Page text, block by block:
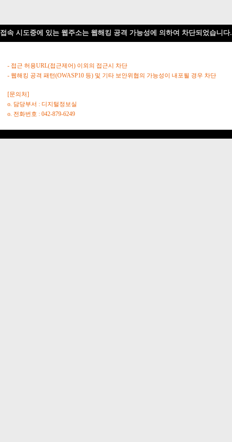
접속 시도중에 있는 웹주소는 웹해킹 공격 가능성에 의하여 차단되었습니다.
- 접근 허용URL(접근제어) 이외의 접근시 차단
- 웹해킹 공격 패턴(OWASP10 등) 및 기타 보안위협의 가능성이 내포될 경우 차단
[문의처]
o. 담당부서 : 디지털정보실
o. 전화번호 : 042-879-6249